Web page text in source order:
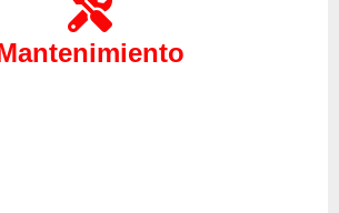
a futuras averías y evitar
a sus aparatos, confíe en nuestro